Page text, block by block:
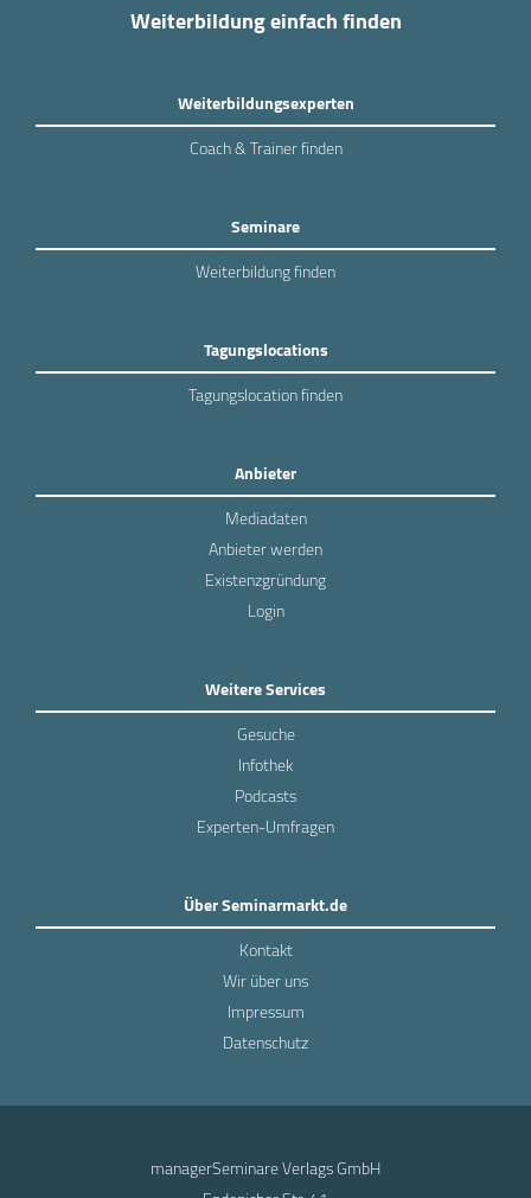
Weiterbildung einfach finden
Weiterbildungsexperten
Coach & Trainer finden
Seminare
Weiterbildung finden
Tagungslocations
Tagungslocation finden
Anbieter
Mediadaten
Anbieter werden
Existenzgründung
Login
Weitere Services
Gesuche
Infothek
Podcasts
Experten-Umfragen
Über Seminarmarkt.de
Kontakt
Wir über uns
Impressum
Datenschutz
managerSeminare Verlags GmbH